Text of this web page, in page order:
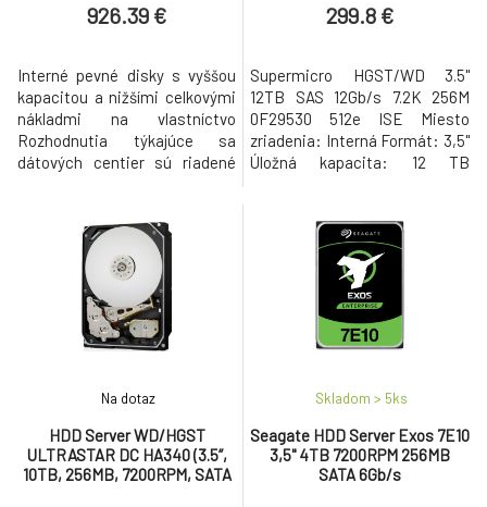
926.39 €
Interné pevné disky s vyššou
kapacitou a nižšími celkovými
nákladmi na vlastníctvo
Rozhodnutia týkajúce sa
dátových centier sú riadené
HC550 s kapacitou 14 TB, 16
TB a 18 TB zohráva vedúcu
úlohu pri znižovaní celkových
nákladov na vlastníctvo (TCO).
Celkové náklady na vlastníctvo
299.8 €
Supermicro HGST/WD 3.5"
12TB SAS 12Gb/s 7.2K 256M
0F29530 512e ISE Miesto
zriadenia: Interná Formát: 3,5"
Úložná kapacita: 12 TB
Horúce Nainštalovaná
vyrovnávacia pamäť: 256 MB
Maximálna kapacita sektora:
512 B Výkon Rýchlosť
otáčania: 7200 ot./min. Trvalá
bitová rýchlosť externých dát
HDD Server WD/HGST
ULTRASTAR DC HA340 (3.5’’,
10TB, 256MB, 7200RPM, SATA
Na dotaz
Seagate HDD Server Exos 7E10
3,5" 4TB 7200RPM 256MB
SATA 6Gb/s
Skladom > 5ks